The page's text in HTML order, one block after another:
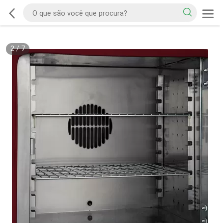
2/7